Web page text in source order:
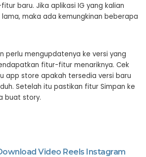
baru. Jika aplikasi IG yang kalian
lama, maka ada kemungkinan beberapa
perlu mengupdatenya ke versi yang
fitur-fitur menariknya. Cek
app store apakah tersedia versi baru
Setelah itu pastikan fitur Simpan ke
buat story.
Video Reels Instagram